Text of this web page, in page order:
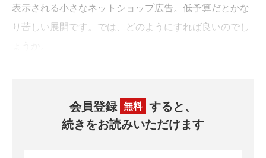
表示される小さなネットショップ広告。低予算だとかな
り苦しい展開です。では、どのようにすれば良いのでし
会員登録 無料 すると、
続きをお読みいただけます